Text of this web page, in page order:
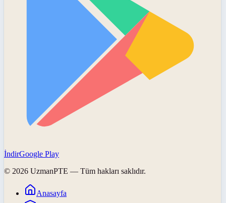
İndirGoogle Play
© 2026 UzmanPTE — Tüm hakları saklıdır.
Anasayfa